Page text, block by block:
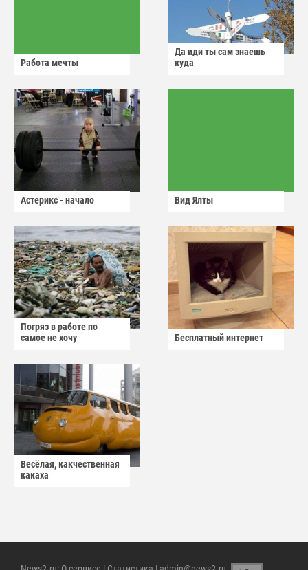
Работа мечты
Да иди ты сам знаешь
куда
Астерикс - начало Вид Ялты
Погряз в работе по
самое не хочу
Бесплатный интернет
Весёлая, какчественная
какаха